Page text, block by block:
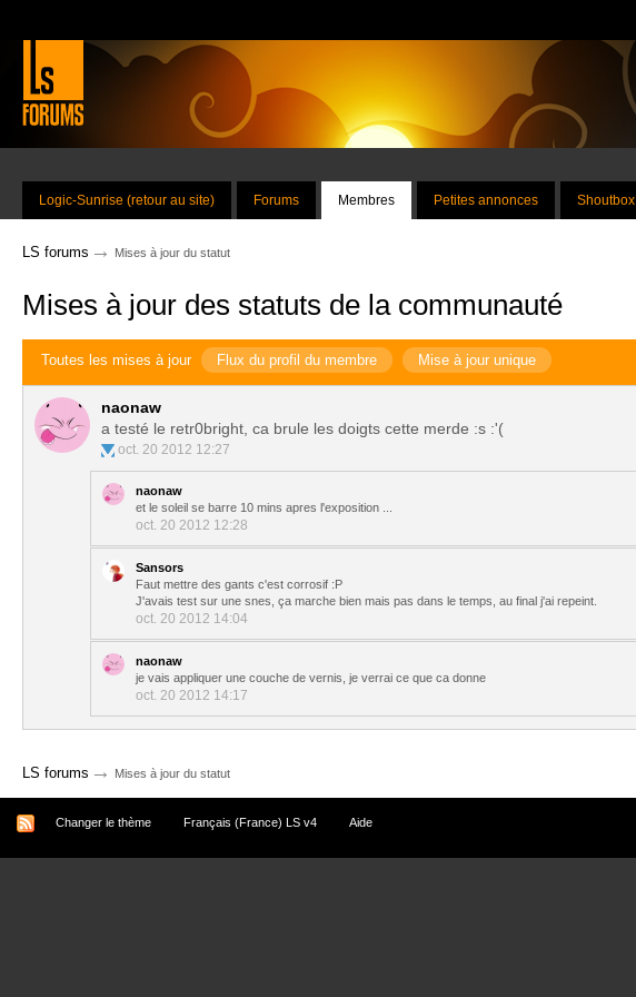
Logic-Sunrise (retour au site) Forums Membres Petites annonces Shoutbox
LS forums → Mises à jour du statut
Mises à jour des statuts de la communauté
Toutes les mises à jour Flux du profil du membre Mise à jour unique
naonaw
a testé le retr0bright, ca brule les doigts cette merde :s :'(
oct. 20 2012 12:27
naonaw
et le soleil se barre 10 mins apres l'exposition ...
oct. 20 2012 12:28
Sansors
Faut mettre des gants c'est corrosif :P
J'avais test sur une snes, ça marche bien mais pas dans le temps, au final j'ai repeint.
oct. 20 2012 14:04
naonaw
je vais appliquer une couche de vernis, je verrai ce que ca donne
oct. 20 2012 14:17
LS forums → Mises à jour du statut
Changer le thème Français (France) LS v4 Aide